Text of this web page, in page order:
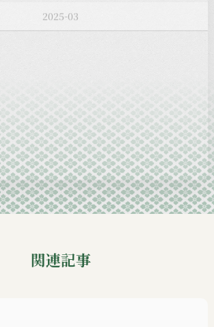
2025-02
2024-11
2024-10
2024-09
関連記事